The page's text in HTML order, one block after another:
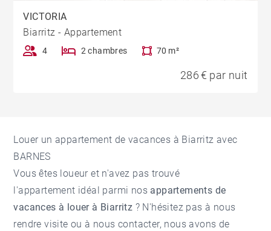
VICTORIA
Biarritz - Appartement
4 2 chambres 70 m²
286 € par nuit
Louer un appartement de vacances à Biarritz avec
BARNES
Vous êtes loueur et n'avez pas trouvé
l'appartement idéal parmi nos appartements de
vacances à louer à Biarritz ? N'hésitez pas à nous
rendre visite ou à nous contacter, nous avons de